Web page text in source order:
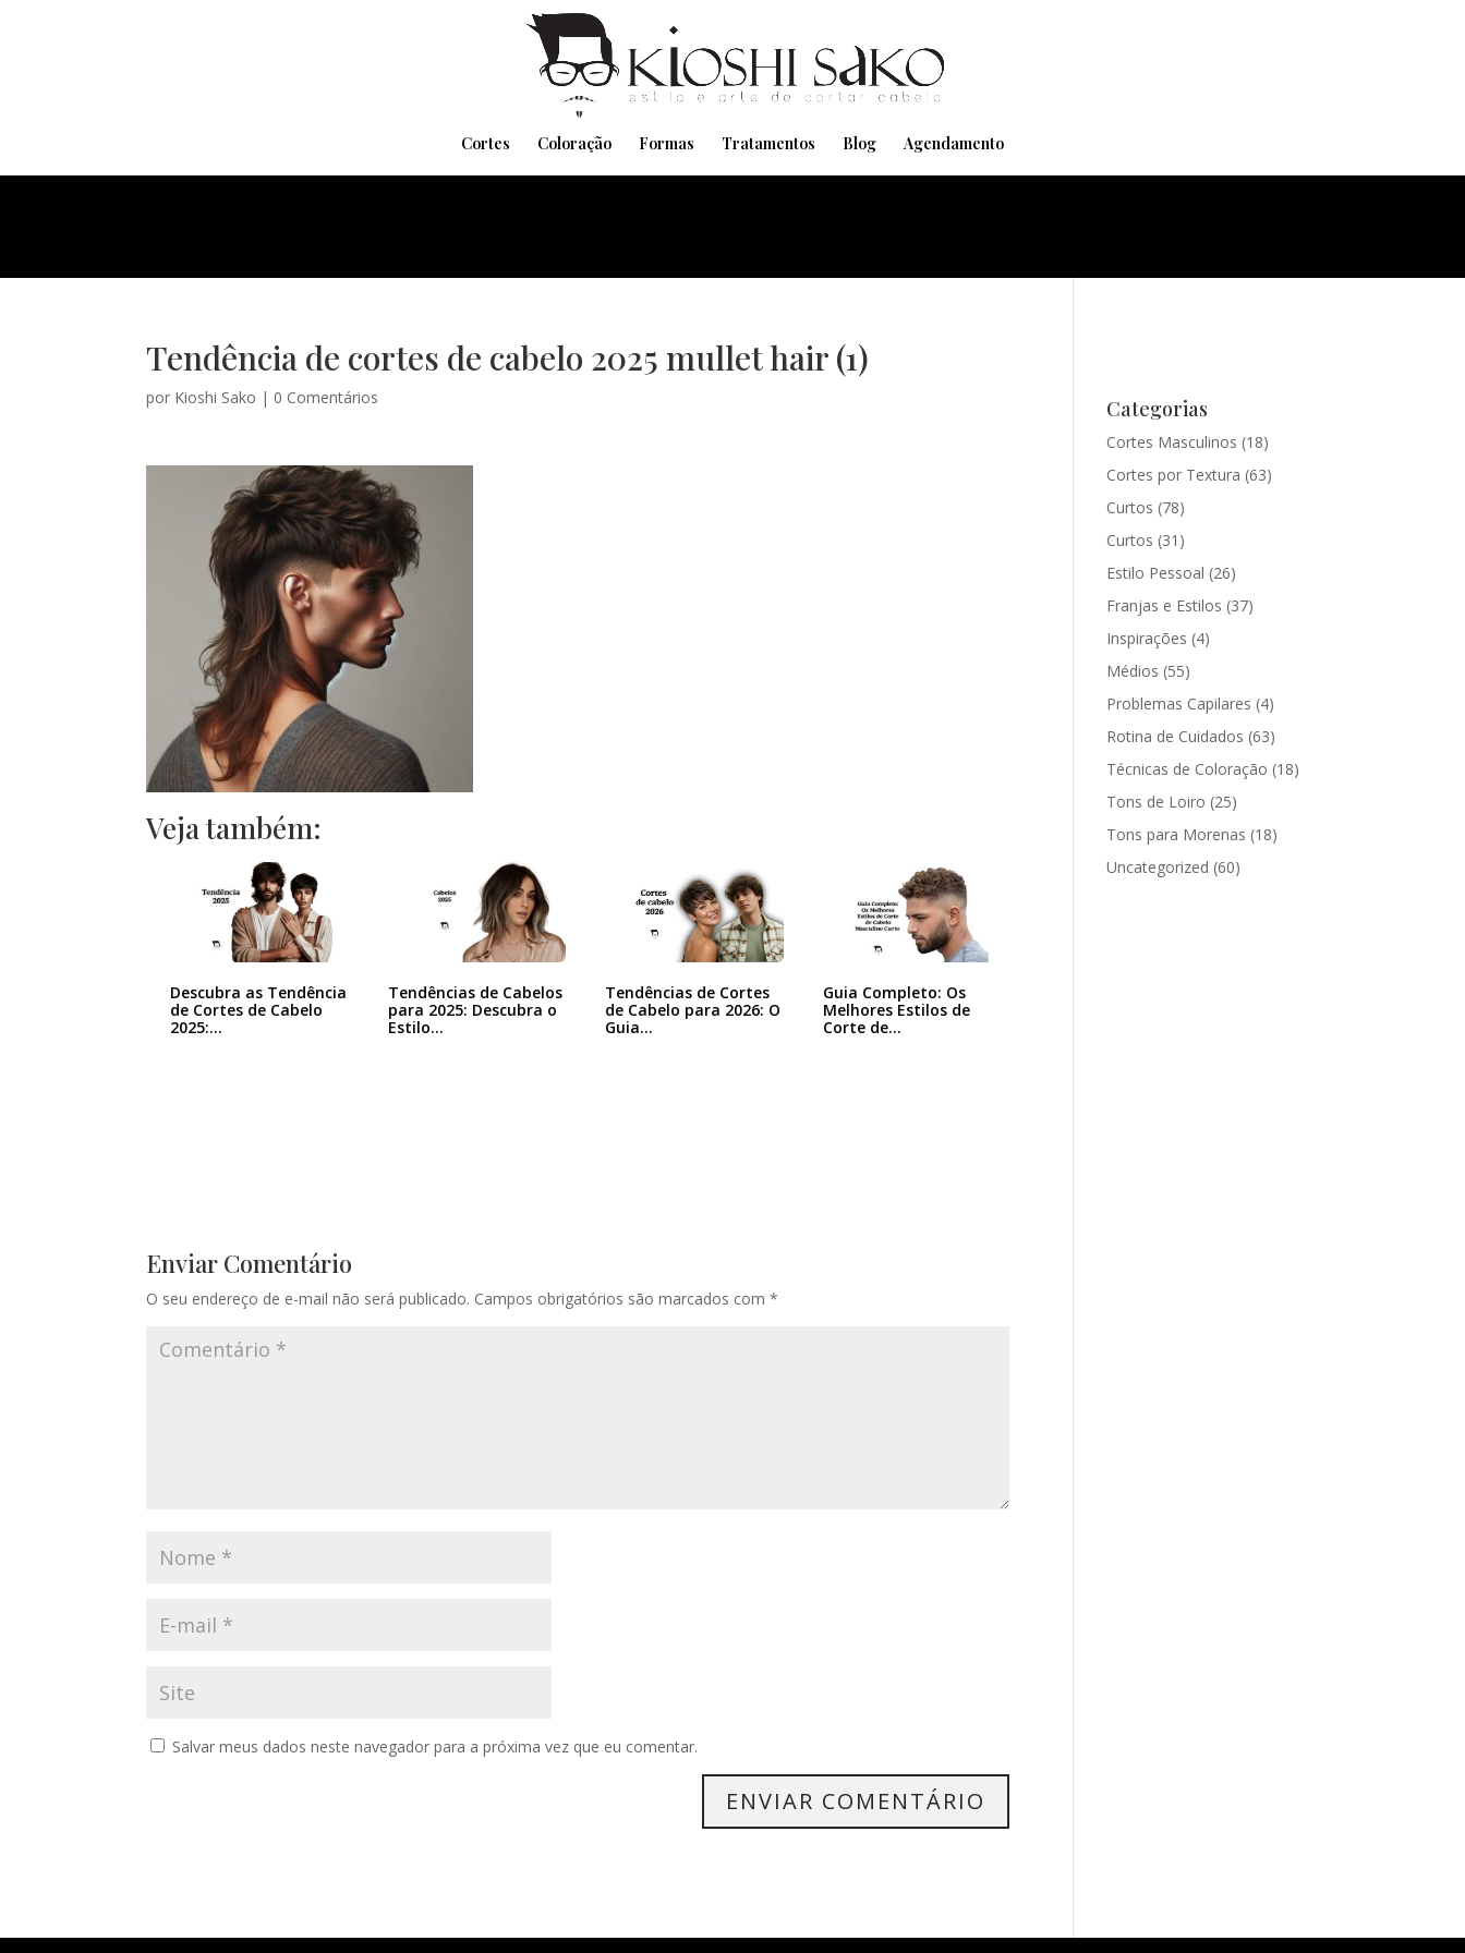
Cortes Coloração Formas Tratamentos Blog Agendamento
Tendência de cortes de cabelo 2025 mullet hair (1)
por Kioshi Sako | 0 Comentários
Veja também:
Descubra as Tendência
de Cortes de Cabelo
2025:…
Tendências de Cabelos
para 2025: Descubra o
Estilo…
Tendências de Cortes
de Cabelo para 2026: O
Guia…
Guia Completo: Os
Melhores Estilos de
Corte de…
Enviar Comentário
O seu endereço de e-mail não será publicado. Campos obrigatórios são marcados com*
Salvar meus dados neste navegador para a próxima vez que eu comentar.
Categorias
Cortes Masculinos (18)
Cortes por Textura (63)
Curtos (78)
Curtos (31)
Estilo Pessoal (26)
Franjas e Estilos (37)
Inspirações (4)
Médios (55)
Problemas Capilares (4)
Rotina de Cuidados (63)
Técnicas de Coloração (18)
Tons de Loiro (25)
Tons para Morenas (18)
Uncategorized (60)
Pensando em transformar seu Visual??
Agende pelo Whatsapp